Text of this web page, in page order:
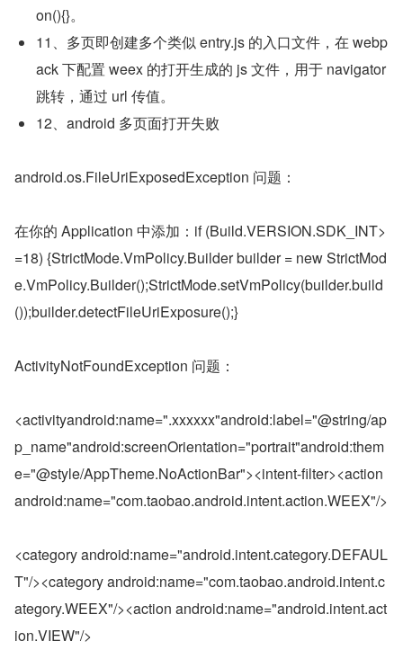
on(){}。
11、多页即创建多个类似 entry.js 的入口文件，在 webp
ack 下配置 weex 的打开生成的 js 文件，用于 navigator
跳转，通过 url 传值。
12、android 多页面打开失败
android.os.FileUriExposedException 问题：
在你的 Application 中添加：if (Build.VERSION.SDK_INT>
=18) {StrictMode.VmPolicy.Builder builder = new StrictMod
e.VmPolicy.Builder();StrictMode.setVmPolicy(builder.build
());builder.detectFileUriExposure();}
ActivityNotFoundException 问题：
<activityandroid:name=".xxxxxx"android:label="@string/ap
p_name"android:screenOrientation="portrait"android:them
e="@style/AppTheme.NoActionBar"><intent-filter><action
android:name="com.taobao.android.intent.action.WEEX"/>
<category android:name="android.intent.category.DEFAUL
T"/><category android:name="com.taobao.android.intent.c
ategory.WEEX"/><action android:name="android.intent.act
ion.VIEW"/>